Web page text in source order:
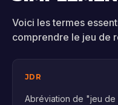
Voici les termes
comprendre le jeu de
JDR
Abréviation de "jeu